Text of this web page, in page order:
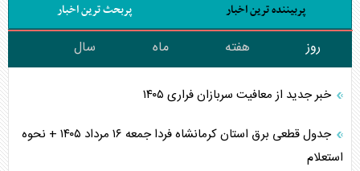
پربیننده ترین اخبار پربحث ترین اخبار
روز هفته ماه سال
خبر جدید از معافیت سربازان فراری ۱۴۰۵
جدول قطعی برق استان کرمانشاه فردا جمعه ۱۶ مرداد ۱۴۰۵ + نحوه
استعلام